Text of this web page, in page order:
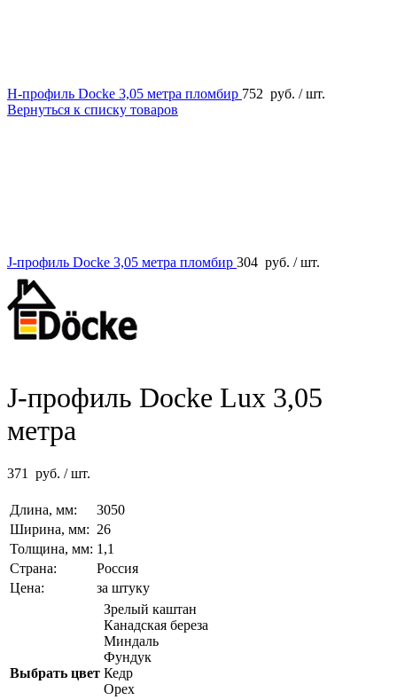
H-профиль Docke 3,05 метра пломбир 752 руб. / шт.
Вернуться к списку товаров
J-профиль Docke 3,05 метра пломбир 304 руб. / шт.
J-профиль Docke Lux 3,05
метра
371 руб. / шт.
Длина, мм:
3050
Ширина, мм: 26
Толщина, мм: 1,1
Страна:
Россия
Цена:
за штуку
Выбрать цвет
Зрелый каштан
Канадская береза
Миндаль
Фундук
Кедр
Орех